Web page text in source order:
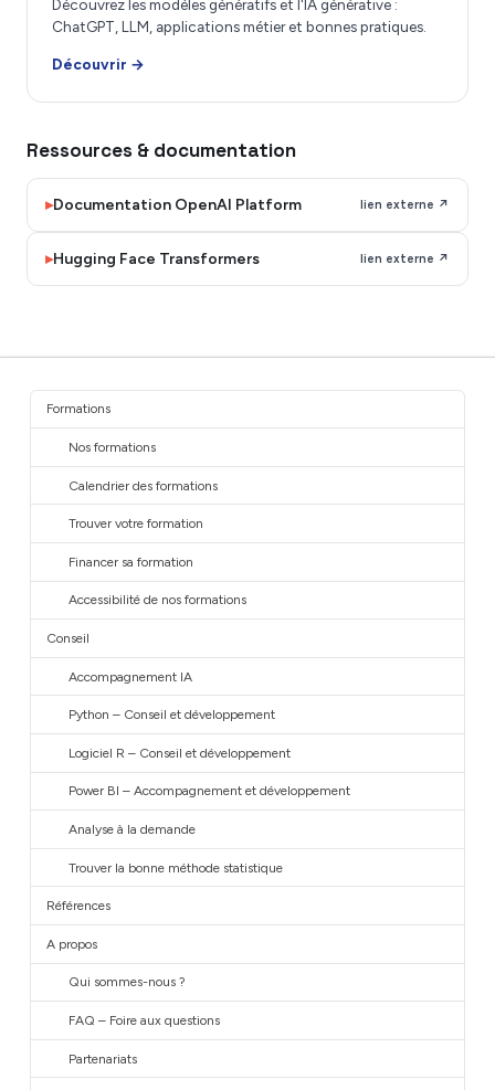
Découvrez les modèles génératifs et l'IA générative :
ChatGPT, LLM, applications métier et bonnes pratiques.
Découvrir →
Ressources & documentation
▸Documentation OpenAI Platform lien externe ↗
▸Hugging Face Transformers lien externe ↗
Formations
Nos formations
Calendrier des formations
Trouver votre formation
Financer sa formation
Accessibilité de nos formations
Conseil
Accompagnement IA
Python – Conseil et développement
Logiciel R – Conseil et développement
Power BI – Accompagnement et développement
Analyse à la demande
Trouver la bonne méthode statistique
Références
A propos
Qui sommes-nous ?
FAQ – Foire aux questions
Partenariats